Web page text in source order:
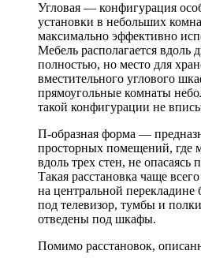
Угловая — конфигурация
установки в небольших
максимально эффективно
Мебель располагается вдоль
полностью, но место для
вместительного углового
прямоугольные комнаты
такой конфигурации не
П-образная форма —
просторных помещений, где
вдоль трех стен, не опасаясь
Такая расстановка чаще
на центральной
под телевизор, тумбы и
отведены под шкафы.
Помимо расстановок,